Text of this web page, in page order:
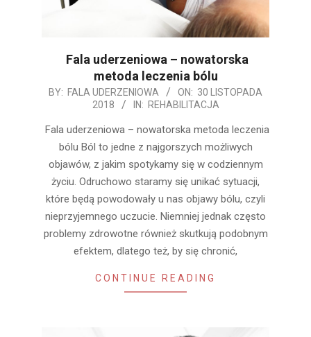
Fala uderzeniowa – nowatorska
metoda leczenia bólu
2018-
30
BY: FALA UDERZENIOWA ON: 30 LISTOPADA
2018
IN: REHABILITACJA
Fala uderzeniowa – nowatorska metoda leczenia
bólu Ból to jedne z najgorszych możliwych
objawów, z jakim spotykamy się w codziennym
życiu. Odruchowo staramy się unikać sytuacji,
które będą powodowały u nas objawy bólu, czyli
nieprzyjemnego uczucie. Niemniej jednak często
problemy zdrowotne również skutkują podobnym
efektem, dlatego też, by się chronić,
CONTINUE READING